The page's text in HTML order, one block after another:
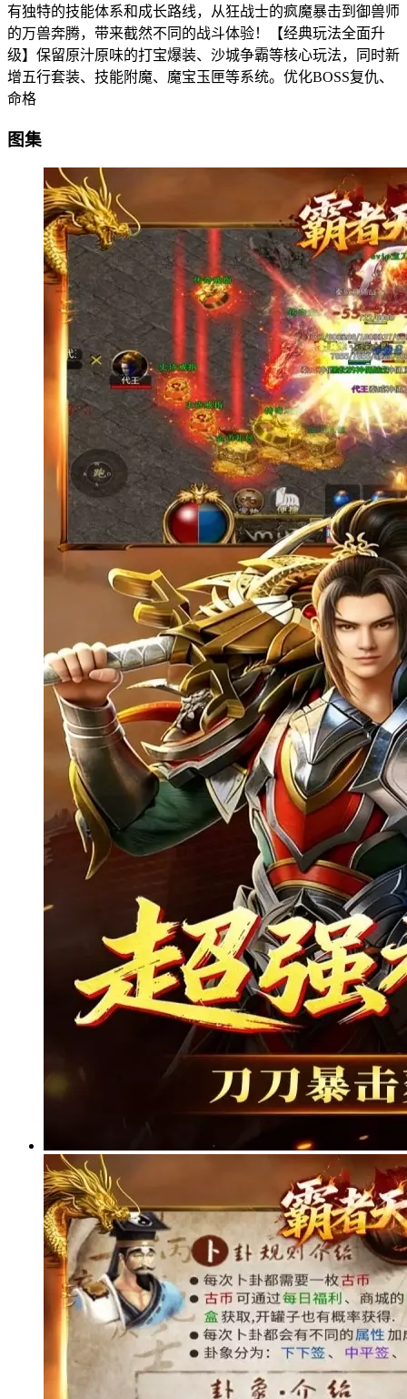
有独特的技能体系和成长路线，从狂战士的疯魔暴击到御兽师
的万兽奔腾，带来截然不同的战斗体验！【经典玩法全面升
级】保留原汁原味的打宝爆装、沙城争霸等核心玩法，同时新
增五行套装、技能附魔、魔宝玉匣等系统。优化BOSS复仇、
命格
图集